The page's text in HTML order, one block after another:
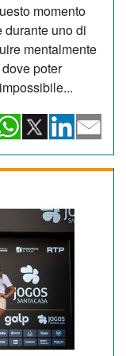
momento
durante uno di
mentalmente
poter